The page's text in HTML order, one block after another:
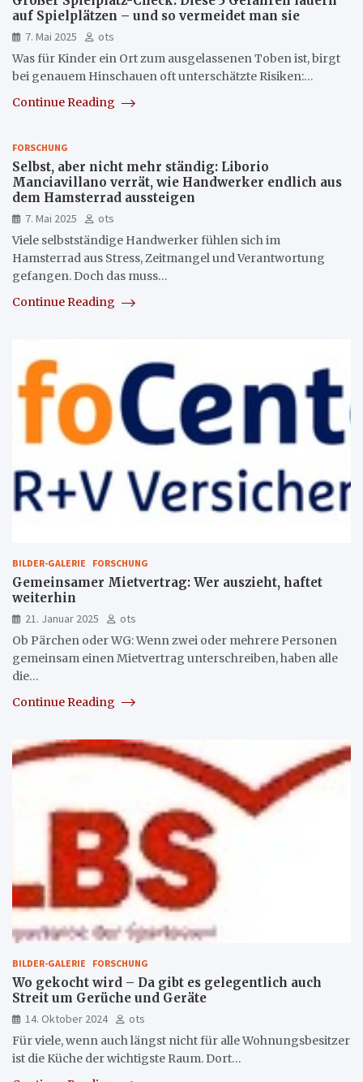
auf Spielplätzen – und so vermeidet man sie
7. Mai 2025
ots
Was für Kinder ein Ort zum ausgelassenen Toben ist, birgt
bei genauem Hinschauen oft unterschätzte Risiken:…
Continue Reading
FORSCHUNG
Selbst, aber nicht mehr ständig: Liborio
Manciavillano verrät, wie Handwerker endlich aus
dem Hamsterrad aussteigen
7. Mai 2025
ots
Viele selbstständige Handwerker fühlen sich im
Hamsterrad aus Stress, Zeitmangel und Verantwortung
gefangen. Doch das muss…
Continue Reading
BILDER-GALERIE FORSCHUNG
Gemeinsamer Mietvertrag: Wer auszieht, haftet
weiterhin
21. Januar 2025
ots
Ob Pärchen oder WG: Wenn zwei oder mehrere Personen
gemeinsam einen Mietvertrag unterschreiben, haben alle
die…
Continue Reading
BILDER-GALERIE FORSCHUNG
Wo gekocht wird – Da gibt es gelegentlich auch
Streit um Gerüche und Geräte
14. Oktober 2024
ots
Für viele, wenn auch längst nicht für alle Wohnungsbesitzer
ist die Küche der wichtigste Raum. Dort…